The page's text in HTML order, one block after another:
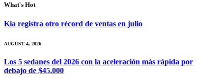
What's Hot
Kia registra otro récord de ventas en julio
AUGUST 4, 2026
Los 5 sedanes del 2026 con la aceleración más rápida por
debajo de $45,000